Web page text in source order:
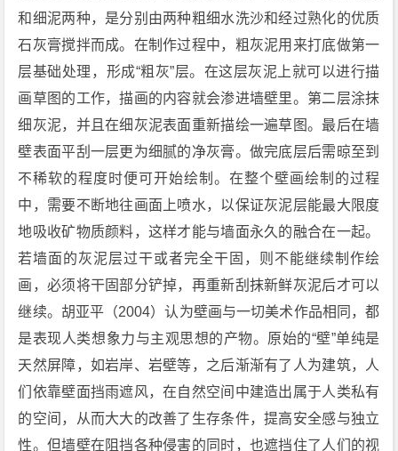
和细泥两种，是分别由两种粗细水洗沙和经过熟化的优质
石灰膏搅拌而成。在制作过程中，粗灰泥用来打底做第一
层基础处理，形成“粗灰”层。在这层灰泥上就可以进行描
画草图的工作，描画的内容就会渗进墙壁里。第二层涂抹
细灰泥，并且在细灰泥表面重新描绘一遍草图。最后在墙
壁表面平刮一层更为细腻的净灰膏。做完底层后需晾至到
不稀软的程度时便可开始绘制。在整个壁画绘制的过程
中，需要不断地往画面上喷水，以保证灰泥层能最大限度
地吸收矿物质颜料，这样才能与墙面永久的融合在一起。
若墙面的灰泥层过干或者完全干固，则不能继续制作绘
画，必须将干固部分铲掉，再重新刮抹新鲜灰泥后才可以
继续。胡亚平（2004）认为壁画与一切美术作品相同，都
是表现人类想象力与主观思想的产物。原始的“壁”单纯是
天然屏障，如岩岸、岩壁等，之后渐渐有了人为建筑，人
们依靠壁面挡雨遮风，在自然空间中建造出属于人类私有
的空间，从而大大的改善了生存条件，提高安全感与独立
性。但墙壁在阻挡各种侵害的同时，也遮挡住了人们的视